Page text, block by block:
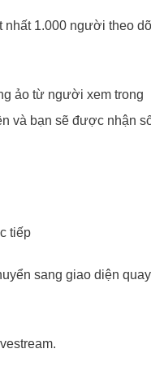
nhất 1.000 người theo
ảo từ người xem trong
và bạn sẽ được nhận
tiếp
sang giao diện quay